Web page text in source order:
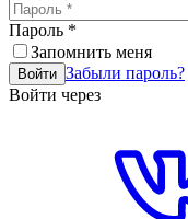
Пароль *
Запомнить меня
Войти Забыли пароль?
Войти через